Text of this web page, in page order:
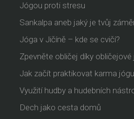
Jógou proti stresu
Sankalpa aneb jaký je tvůj
Jóga v Jičíně – kde se cvičí?
Zpevněte obličej díky obličejové
Jak začít praktikovat karma jógu
Využití hudby a hudebních
Dech jako cesta domů